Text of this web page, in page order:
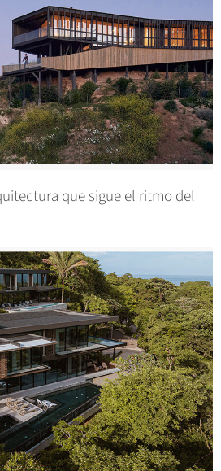
que sigue el ritmo del